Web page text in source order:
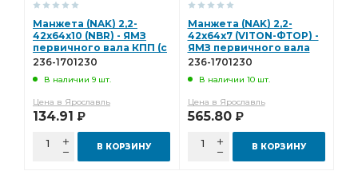
Манжета (NAK) 2,2-
42х64х10 (NBR) - ЯМЗ
первичного вала КПП (с
пыльником) 236-1701230
236-1701230
В наличии 9 шт.
Цена в Ярославль
134.91 Р
В КОРЗИНУ
Манжета (NAK) 2,2-
42х64х7 (VITON-ФТОР) -
ЯМЗ первичного вала
КПП (с пыльником) 236-
236-1701230
В наличии 10 шт.
Цена в Ярославль
565.80 Р
В КОРЗИНУ